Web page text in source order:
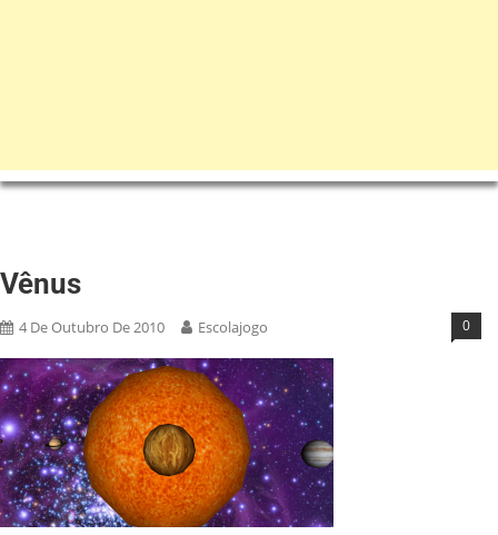
Vênus
4 De Outubro De 2010 Escolajogo 0